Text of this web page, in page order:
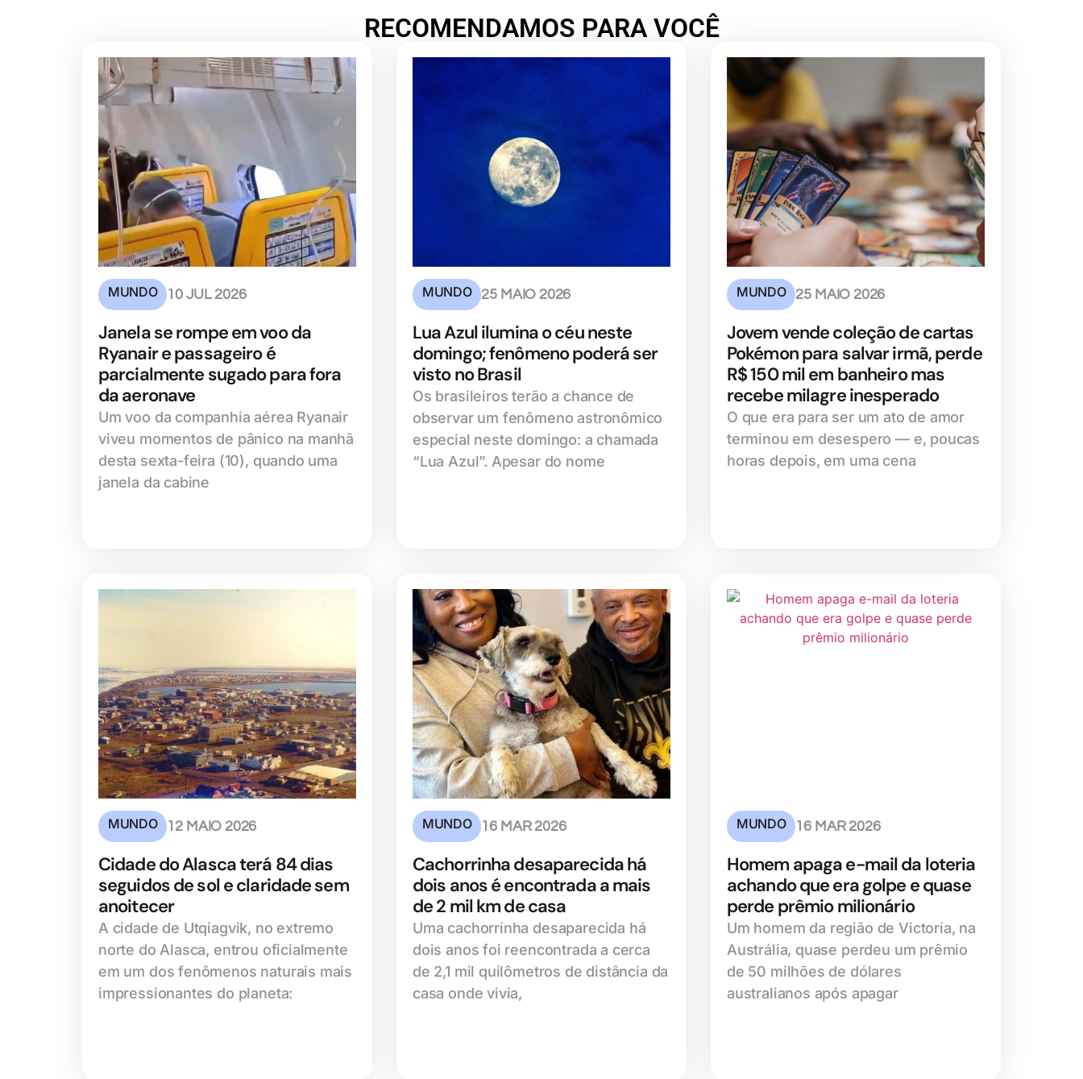
RECOMENDAMOS PARA VOCÊ
MUNDO 10 JUL 2026
Janela se rompe em voo da
Ryanair e passageiro é
parcialmente sugado para fora
da aeronave
Um voo da companhia aérea Ryanair
viveu momentos de pânico na manhã
desta sexta-feira (10), quando uma
janela da cabine
MUNDO 25 MAIO 2026
Lua Azul ilumina o céu neste
domingo; fenômeno poderá ser
visto no Brasil
Os brasileiros terão a chance de
observar um fenômeno astronômico
especial neste domingo: a chamada
“Lua Azul”. Apesar do nome
MUNDO 25 MAIO 2026
Jovem vende coleção de cartas
Pokémon para salvar irmã, perde
R$ 150 mil em banheiro mas
recebe milagre inesperado
O que era para ser um ato de amor
terminou em desespero — e, poucas
horas depois, em uma cena
MUNDO 12 MAIO 2026
Cidade do Alasca terá 84 dias
seguidos de sol e claridade sem
anoitecer
A cidade de Utqiagvik, no extremo
norte do Alasca, entrou oficialmente
em um dos fenômenos naturais mais
impressionantes do planeta:
MUNDO 16 MAR 2026
Cachorrinha desaparecida há
dois anos é encontrada a mais
de 2 mil km de casa
Uma cachorrinha desaparecida há
dois anos foi reencontrada a cerca
de 2,1 mil quilômetros de distância da
casa onde vivia,
MUNDO 16 MAR 2026
Homem apaga e-mail da loteria
achando que era golpe e quase
perde prêmio milionário
Um homem da região de Victoria, na
Austrália, quase perdeu um prêmio
de 50 milhões de dólares
australianos após apagar